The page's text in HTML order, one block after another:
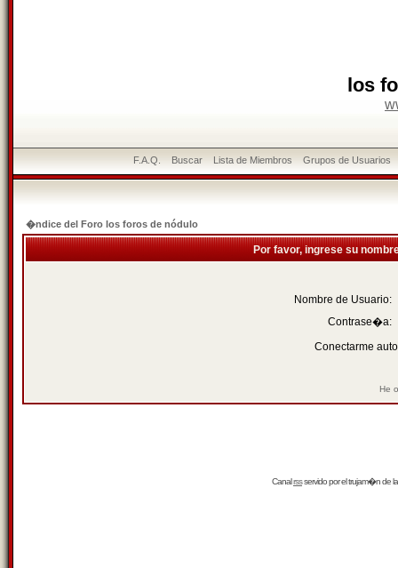
los
F.A.Q. Buscar Lista de Miembros Grupos de Usuarios
�ndice del Foro los foros de nódulo
Por favor, ingrese su
Nombre de Usuario:
Contrase�a:
Conectarme
He
Canalrssservido por eltrujam�nde